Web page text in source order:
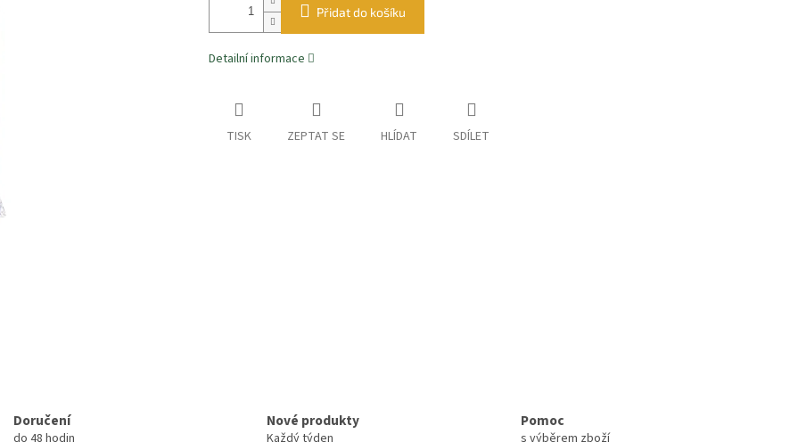
Přidat do košíku
Detailní informace
TISK ZEPTAT SE HLÍDAT SDÍLET
Doručení
do 48 hodin
Nové produkty
Každý týden
Pomoc
s výběrem zboží